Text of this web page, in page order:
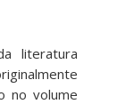
literatura
no volume